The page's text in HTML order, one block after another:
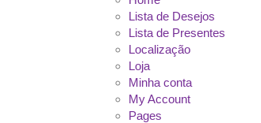
Lista de Desejos
Lista de Presentes
Localização
Loja
Minha conta
My Account
Pages